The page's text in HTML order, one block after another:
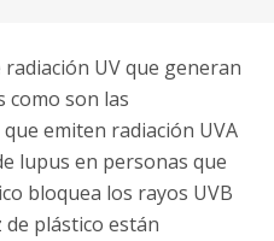
UV que generan
como son las
emiten radiación UVA
lupus en personas que
bloquea los rayos UVB
de plástico están